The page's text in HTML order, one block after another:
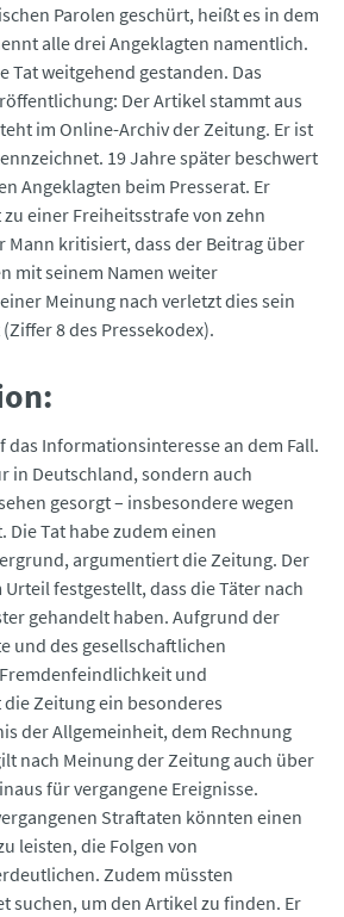
Parolen geschürt, heißt es in dem
alle drei Angeklagten namentlich.
Tat weitgehend gestanden. Das
Der Artikel stammt aus
im Online-Archiv der Zeitung. Er ist
19 Jahre später beschwert
Angeklagten beim Presserat. Er
einer Freiheitsstrafe von zehn
Mann kritisiert, dass der Beitrag über
mit seinem Namen weiter
Meinung nach verletzt dies sein
8 des Pressekodex).
das Informationsinteresse an dem Fall.
in Deutschland, sondern auch
gesorgt – insbesondere wegen
Tat habe zudem einen
argumentiert die Zeitung. Der
festgestellt, dass die Täter nach
gehandelt haben. Aufgrund der
und des gesellschaftlichen
und
Zeitung ein besonderes
der Allgemeinheit, dem Rechnung
nach Meinung der Zeitung auch über
für vergangene Ereignisse.
Straftaten könnten einen
leisten, die Folgen von
Zudem müssten
suchen, um den Artikel zu finden. Er